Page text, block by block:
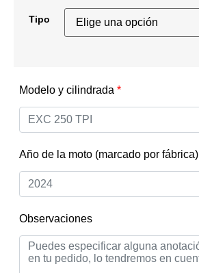
Tipo
Modelo y cilindrada *
Año de la moto (marcado por fábrica)
Observaciones